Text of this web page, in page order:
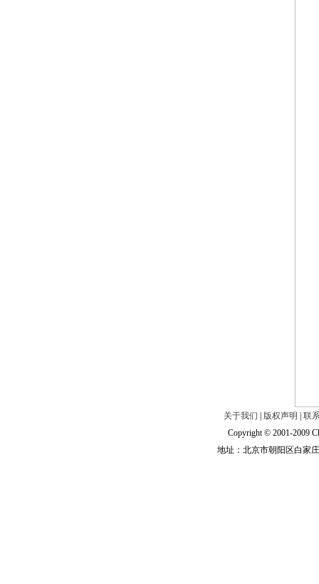
关于我们 版权声明
联
Copyright © 2001-2009
地址：北京市朝阳区白家